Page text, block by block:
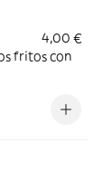
4,00 €
fritos con